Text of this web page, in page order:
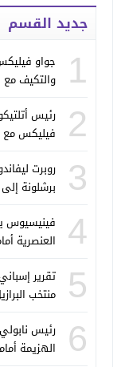
جديد القسم
1
جواو
والتكيف مع
2
رئيس
فيليكس مع
3
روبرت
برشلونة
4
فينيسيوس
العنصرية
5
تقرير
منتخب
6
رئيس
الهزيمة